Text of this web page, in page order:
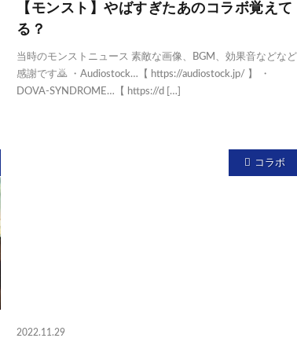
【モンスト】やばすぎたあのコラボ覚えて
る？
当時のモンストニュース 素敵な画像、BGM、効果音などなど
感謝です🙇 ・Audiostock…【 https://audiostock.jp/ 】 ・
DOVA-SYNDROME…【 https://d […]
コラボ
2022.11.29